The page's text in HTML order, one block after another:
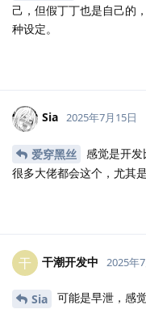
己，但假丁丁也是自己的
种设定。
Sia 2025年7月15日
爱穿黑丝
感觉是开
很多大佬都会这个，尤其
干 干潮开发中 2025年
Sia 可能是早泄，感